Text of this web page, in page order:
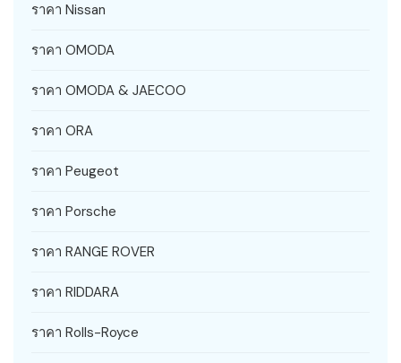
ราคา Nissan
ราคา OMODA
ราคา OMODA & JAECOO
ราคา ORA
ราคา Peugeot
ราคา Porsche
ราคา RANGE ROVER
ราคา RIDDARA
ราคา Rolls-Royce